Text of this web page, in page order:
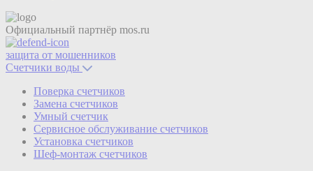
Официальный партнёр mos.ru
защита от мошенников
Счетчики воды
Поверка счетчиков
Замена счетчиков
Умный счетчик
Сервисное обслуживание счетчиков
Установка счетчиков
Шеф-монтаж счетчиков